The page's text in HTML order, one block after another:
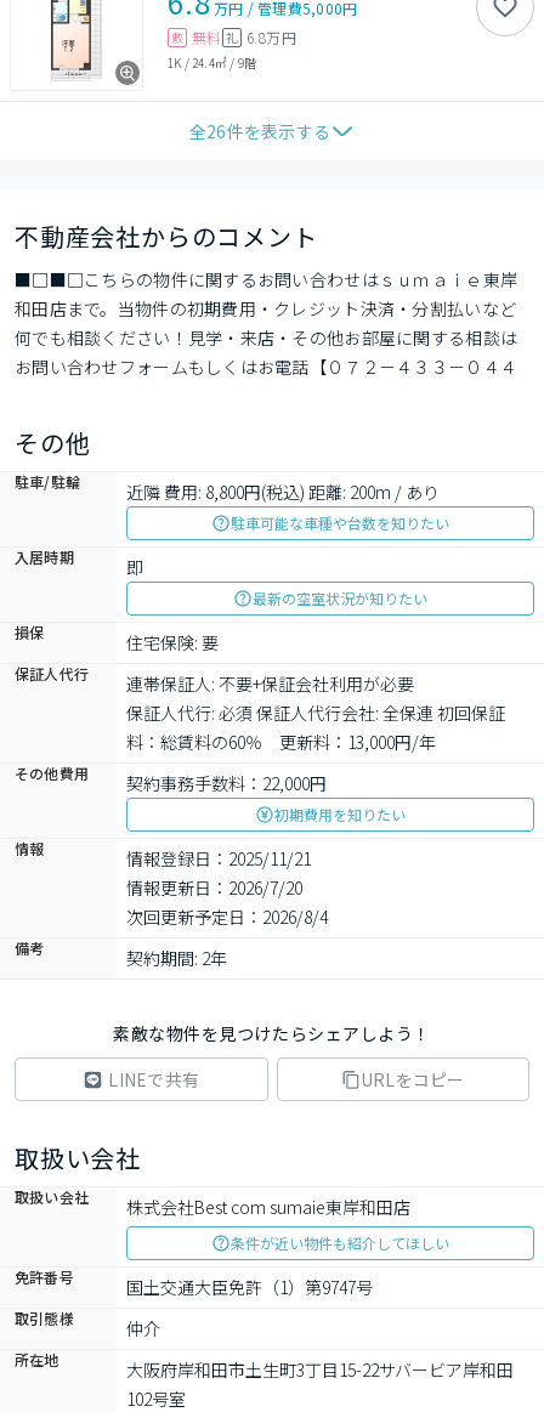
万円 /管理費5,000円
敷 無料 礼 6.8万円
1K / 24.4㎡ / 9階
全26件を表示する
不動産会社からのコメント
■□■□こちらの物件に関するお問い合わせはｓｕｍａｉｅ東岸
和田店まで。当物件の初期費用・クレジット決済・分割払いなど
何でも相談ください！見学・来店・その他お部屋に関する相談は
お問い合わせフォームもしくはお電話【０７２－４３３－０４４
その他
駐車/駐輪 近隣 費用: 8,800円(税込) 距離: 200m / あり
駐車可能な車種や台数を知りたい
入居時期
即
最新の空室状況が知りたい
損保
住宅保険: 要
保証人代行
連帯保証人: 不要+保証会社利用が必要
保証人代行: 必須 保証人代行会社: 全保連 初回保証
料：総賃料の60％　更新料：13,000円/年
その他費用 契約事務手数料：22,000円
初期費用を知りたい
情報
情報登録日：2025/11/21
情報更新日：2026/7/20
次回更新予定日：2026/8/4
備考 契約期間: 2年
素敵な物件を見つけたらシェアしよう！
LINEで共有
URLをコピー
取扱い会社
取扱い会社 株式会社Best com sumaie東岸和田店
条件が近い物件も紹介してほしい
免許番号
国土交通大臣免許（1）第9747号
取引態様 仲介
所在地
大阪府岸和田市土生町3丁目15-22サバービア岸和田
102号室